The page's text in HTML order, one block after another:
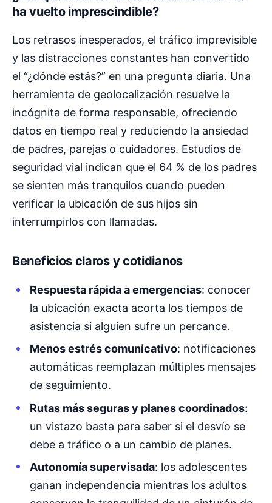
ha vuelto imprescindible?
Los retrasos inesperados, el tráfico imprevisible
y las distracciones constantes han convertido
el “¿dónde estás?” en una pregunta diaria. Una
herramienta de geolocalización resuelve la
incógnita de forma responsable, ofreciendo
datos en tiempo real y reduciendo la ansiedad
de padres, parejas o cuidadores. Estudios de
seguridad vial indican que el 64 % de los padres
se sienten más tranquilos cuando pueden
verificar la ubicación de sus hijos sin
interrumpirlos con llamadas.
Beneficios claros y cotidianos
Respuesta rápida a emergencias: conocer
la ubicación exacta acorta los tiempos de
asistencia si alguien sufre un percance.
Menos estrés comunicativo: notificaciones
automáticas reemplazan múltiples mensajes
de seguimiento.
Rutas más seguras y planes coordinados:
un vistazo basta para saber si el desvío se
debe a tráfico o a un cambio de planes.
Autonomía supervisada: los adolescentes
ganan independencia mientras los adultos